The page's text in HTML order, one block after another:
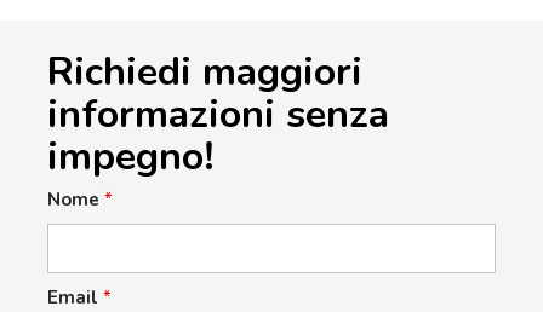
Richiedi maggiori
informazioni senza
impegno!
Nome *
Email *